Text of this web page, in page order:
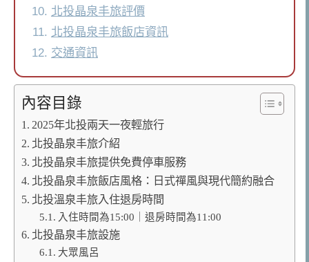
北投晶泉丰旅評價
北投晶泉丰旅飯店資訊
交通資訊
內容目錄
2025年北投兩天一夜輕旅行
北投晶泉丰旅介紹
北投晶泉丰旅提供免費停車服務
北投晶泉丰旅飯店風格：日式禪風與現代簡約融合
北投溫泉丰旅入住退房時間
入住時間為15:00｜退房時間為11:00
北投晶泉丰旅設施
大眾風呂